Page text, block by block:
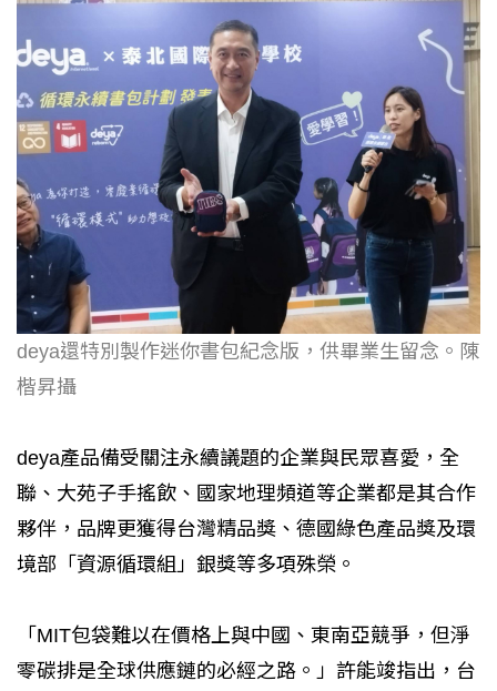
deya還特別製作迷你書包紀念版，供畢業生留念。陳
楷昇攝
deya產品備受關注永續議題的企業與民眾喜愛，全
聯、大苑子手搖飲、國家地理頻道等企業都是其合作
夥伴，品牌更獲得台灣精品獎、德國綠色產品獎及環
境部「資源循環組」銀獎等多項殊榮。
「MIT包袋難以在價格上與中國、東南亞競爭，但淨
零碳排是全球供應鏈的必經之路。」許能竣指出，台